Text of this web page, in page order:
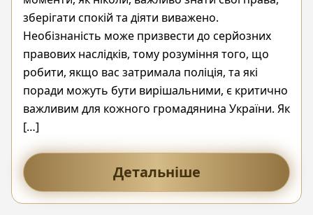
зберігати спокій та діяти виважено.
Необізнаність може призвести до серйозних
правових наслідків, тому розуміння того, що
робити, якщо вас затримала поліція, та які
поради можуть бути вирішальними, є критично
важливим для кожного громадянина України. Як
[…]
Детальніше